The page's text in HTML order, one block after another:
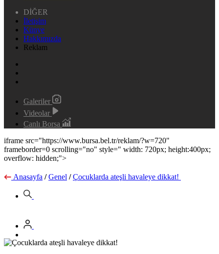
DİĞER
İletişim
Künye
Hakkımızda
Reklam
Galeriler
Videolar
Canlı Borsa
iframe src="https://www.bursa.bel.tr/reklam/?w=720"
frameborder=0 scrolling="no" style=" width: 720px; height:400px;
overflow: hidden;">
Anasayfa / Genel / Çocuklarda ateşli havaleye dikkat!